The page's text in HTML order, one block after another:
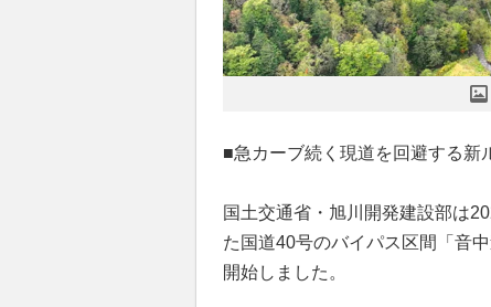
■急カーブ続く現道を回避する新
国土交通省・旭川開発建設部は
た国道40号のバイパス区間「音
開始しました。